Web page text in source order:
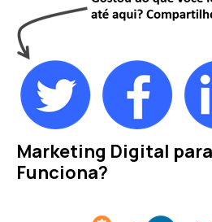
Marketing Digital
Funciona?